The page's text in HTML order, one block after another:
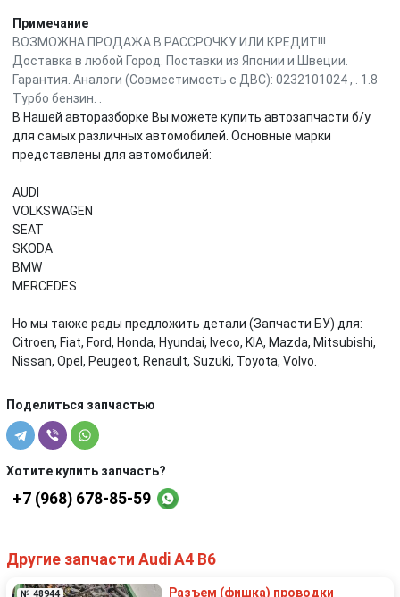
Примечание
ВОЗМОЖНА ПРОДАЖА В РАССРОЧКУ ИЛИ КРЕДИТ!!!
Доставка в любой Город. Поставки из Японии и Швеции.
Гарантия. Аналоги (Совместимость с ДВС): 0232101024 , . 1.8
Турбо бензин. .
В Нашей авторазборке Вы можете купить автозапчасти б/у
для самых различных автомобилей. Основные марки
представлены для автомобилей:
AUDI
VOLKSWAGEN
SEAT
SKODA
BMW
MERCEDES
Но мы также рады предложить детали (Запчасти БУ) для:
Citroen, Fiat, Ford, Honda, Hyundai, Iveco, KIA, Mazda, Mitsubishi,
Nissan, Opel, Peugeot, Renault, Suzuki, Toyota, Volvo.
Поделиться запчастью
Хотите купить запчасть?
+7 (968) 678-85-59
Другие запчасти Audi A4 B6
№ 48944
Разъем (фишка) проводки